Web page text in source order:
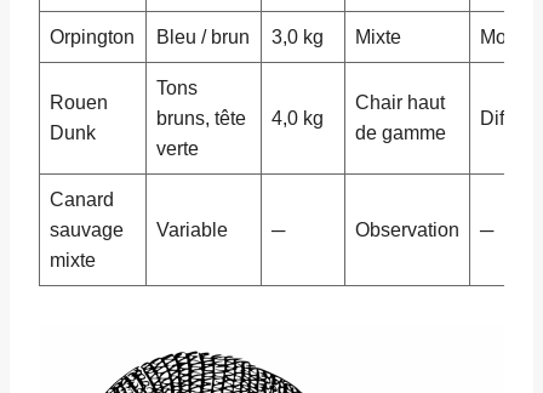
Orpington Bleu / brun 3,0 kg Mixte Moyen
Rouen
Dunk
Tons
bruns, tête
verte
4,0 kg
Chair haut
de gamme
Difficile
Canard
sauvage
mixte
Variable ─ Observation ─